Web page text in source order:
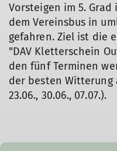
Vorsteigen im 5.
dem Vereinsbus in
gefahren. Ziel ist die
"DAV Kletterschein
den fünf Terminen
der besten Witterung
23.06., 30.06., 07.07.).